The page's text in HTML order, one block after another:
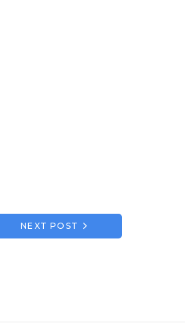
NEXT POST